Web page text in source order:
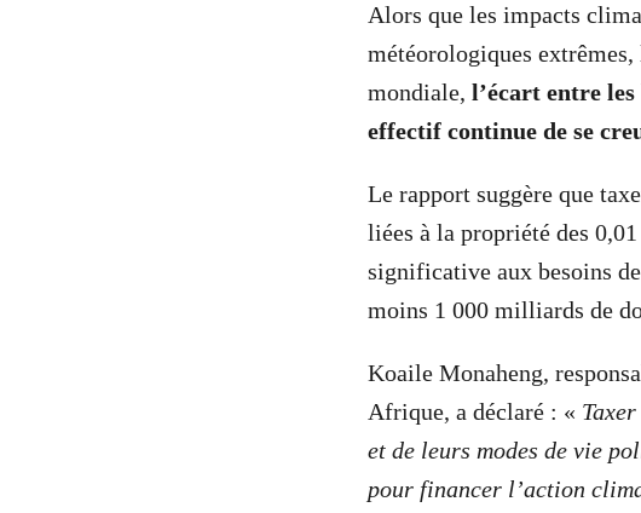
Alors que les impacts
météorologiques
mondiale, l’écart entre
effectif continue de se
Le rapport suggère que
liées à la propriété des
significative aux besoins
moins 1 000 milliards de
Koaile Monaheng,
Afrique, a déclaré : «
et de leurs modes de vie
pour financer l’action